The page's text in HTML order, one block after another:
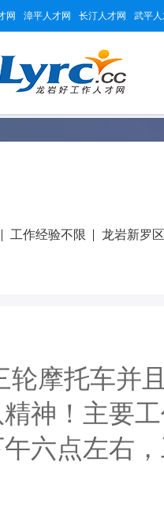
网 漳平人才网 长汀人才网 武平
工作经验不限 龙岩新罗区
轮摩托车并
神！主要
六点左右